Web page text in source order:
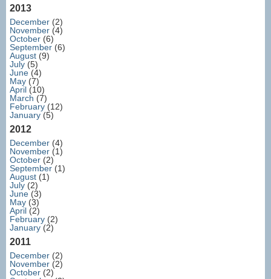
2013
December (2)
November (4)
October (6)
September (6)
August (9)
July (5)
June (4)
May (7)
April (10)
March (7)
February (12)
January (5)
2012
December (4)
November (1)
October (2)
September (1)
August (1)
July (2)
June (3)
May (3)
April (2)
February (2)
January (2)
2011
December (2)
November (2)
October (2)